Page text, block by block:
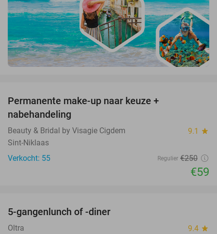
Permanente make-up naar keuze +
nabehandeling
Beauty & Bridal by Visagie Cigdem 9.1 star
Sint-Niklaas
Verkocht: 55
Regulier €250
€59
5-gangenlunch of -diner
Oltra 9.4 star